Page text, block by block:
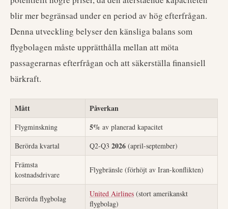
blir mer begränsad under en period av hög efterfrågan.
Denna utveckling belyser den känsliga balans som
flygbolagen måste upprätthålla mellan att möta
passagerarnas efterfrågan och att säkerställa finansiell
bärkraft.
Mått Påverkan
Flygminskning 5% av planerad kapacitet
Berörda kvartal
Q2-Q3 2026 (april-september)
Främsta
kostnadsdrivare
Flygbränsle (förhöjt av Iran-konflikten)
Berörda flygbolag
United Airlines (stort amerikanskt
flygbolag)